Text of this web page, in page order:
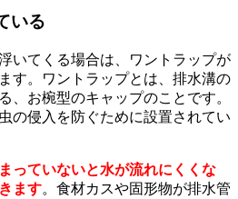
いる
いてくる場合は、ワントラップが
す。ワントラップとは、排水溝の
、お椀型のキャップのことです。
の侵入を防ぐために設置されてい
っていないと水が流れにくくな
ます。食材カスや固形物が排水管